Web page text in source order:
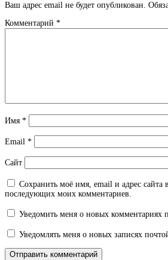
Ваш адрес email не будет опубликован.
Комментарий *
Имя *
Email *
Сайт
Сохранить моё имя, email и адрес сайта
последующих моих комментариев.
Уведомить меня о новых комментариях
Уведомлять меня о новых записях